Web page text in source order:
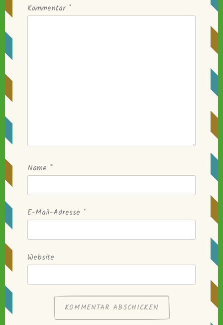
Kommentar *
Name *
E-Mail-Adresse *
Website